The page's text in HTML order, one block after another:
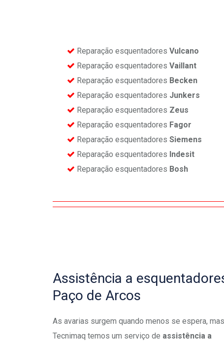
Reparação esquentadoresVulcano
Reparação esquentadoresVaillant
Reparação esquentadores Becken
Reparação esquentadores Junkers
Reparação esquentadores Zeus
Reparação esquentadores Fagor
Reparação esquentadoresSiemens
Reparação esquentadores Indesit
Reparação esquentadores Bosh
Assistência a
Paço de Arcos
As avarias surgem quando menos se espera,
Tecnimaq temos um serviço de assistência a